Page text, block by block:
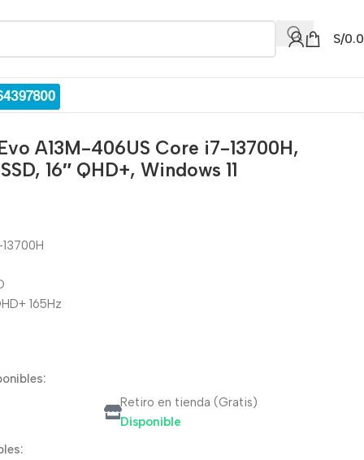
S/
A13M-406US Core i7-13700H,
16″ QHD+, Windows 11
165Hz
Retiro en tienda (Gratis)
Disponible